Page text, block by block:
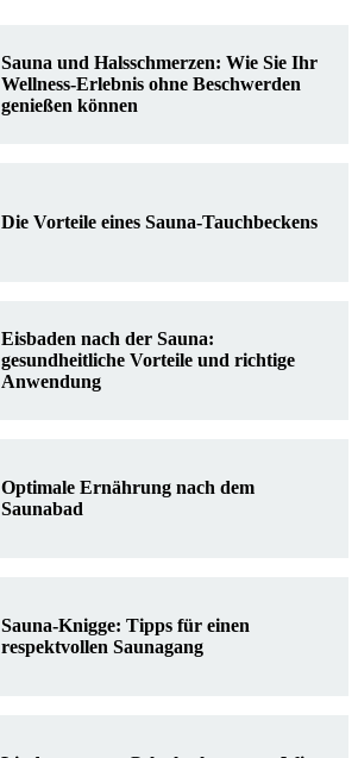
Sauna und Halsschmerzen: Wie Sie Ihr
Wellness-Erlebnis ohne Beschwerden
genießen können
Die Vorteile eines Sauna-Tauchbeckens
Eisbaden nach der Sauna:
gesundheitliche Vorteile und richtige
Anwendung
Optimale Ernährung nach dem
Saunabad
Sauna-Knigge: Tipps für einen
respektvollen Saunagang